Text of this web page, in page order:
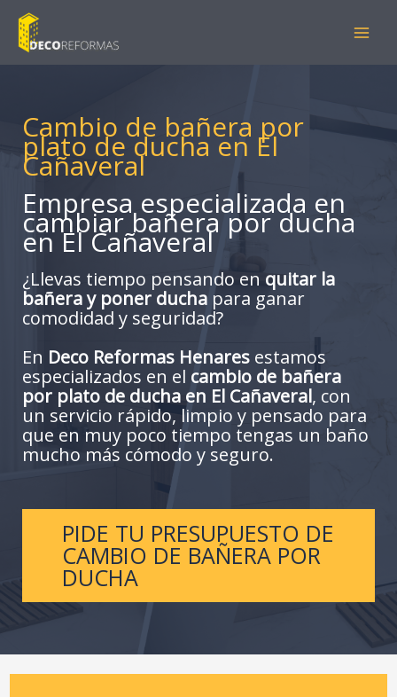
contenido
Cambio de bañera por
plato de ducha en El
Cañaveral
Empresa especializada en
cambiar bañera por ducha
en El Cañaveral
¿Llevas tiempo pensando en quitar la
bañera y poner ducha para ganar
comodidad y seguridad?
En Deco Reformas Henares estamos
especializados en el cambio de bañera
por plato de ducha en El Cañaveral, con
un servicio rápido, limpio y pensado para
que en muy poco tiempo tengas un baño
mucho más cómodo y seguro.
PIDE TU PRESUPUESTO DE
CAMBIO DE BAÑERA POR
DUCHA